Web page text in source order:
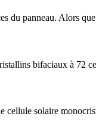
panneau. Alors
bifaciaux à 72
solaire